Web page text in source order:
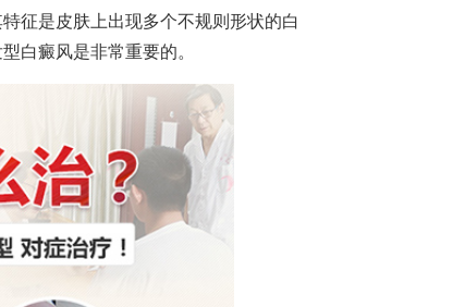
征是皮肤上出现多个不规则形状的白
白癜风是非常重要的。